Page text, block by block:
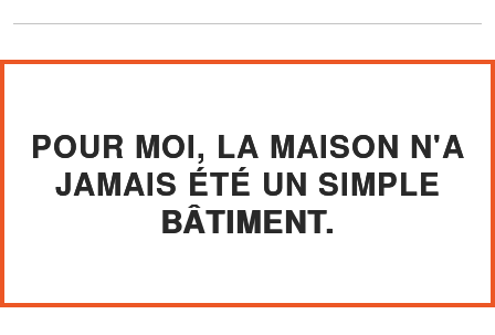
POUR MOI, LA MAISON N'A
JAMAIS ÉTÉ UN SIMPLE
BÂTIMENT.